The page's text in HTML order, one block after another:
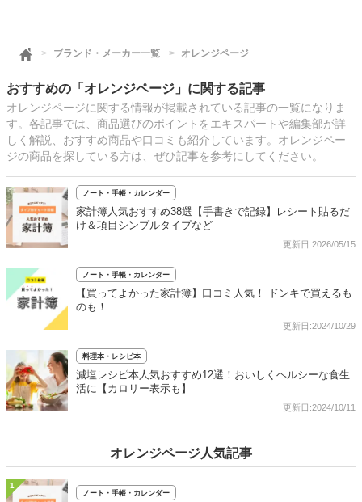
ブランド・メーカー一覧 オレンジページ
おすすめの「オレンジページ」に関する記事
オレンジページに関する情報が掲載されている記事の一覧になりま
す。各記事では、商品選びのポイントをエキスパートや編集部が詳
しく解説、おすすめ商品や口コミも紹介しています。オレンジペー
ジの商品を探している方は、ぜひ記事を参考にしてください。
ノート・手帳・カレンダー
家計簿人気おすすめ38選【手書きで記録】レシート貼るだ
け＆項目シンプルタイプなど
更新日:2026/05/15
ノート・手帳・カレンダー
【買ってよかった家計簿】口コミ人気！ ドンキで買えるも
のも！
更新日:2024/10/29
料理本・レシピ本
減塩レシピ本人気おすすめ12選！おいしくヘルシーな食生
活に【カロリー表示も】
更新日:2024/10/11
オレンジページ人気記事
1
ノート・手帳・カレンダー